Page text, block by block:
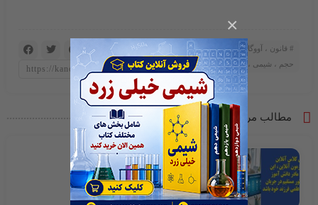
×
قانون ، آووگادرو ، گاز ، مایع ، فشار،
حجم ، شیمی ، کنکور
مطالب مرتبط
کلاس آنلاین